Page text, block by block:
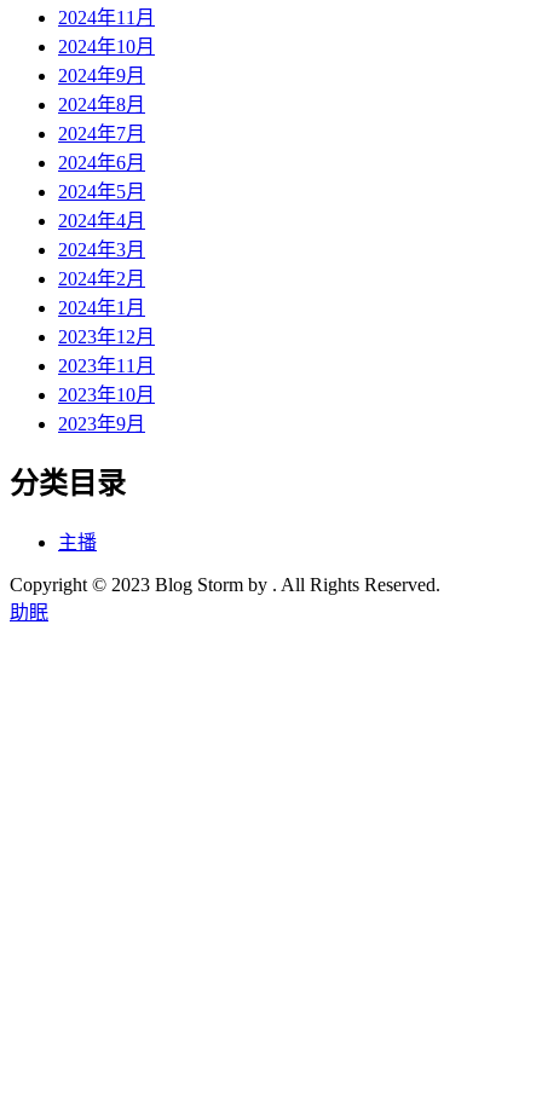
2024年11月
2024年10月
2024年9月
2024年8月
2024年7月
2024年6月
2024年5月
2024年4月
2024年3月
2024年2月
2024年1月
2023年12月
2023年11月
2023年10月
2023年9月
分类目录
主播
Copyright © 2023 Blog Storm by . All Rights Reserved.
助眠